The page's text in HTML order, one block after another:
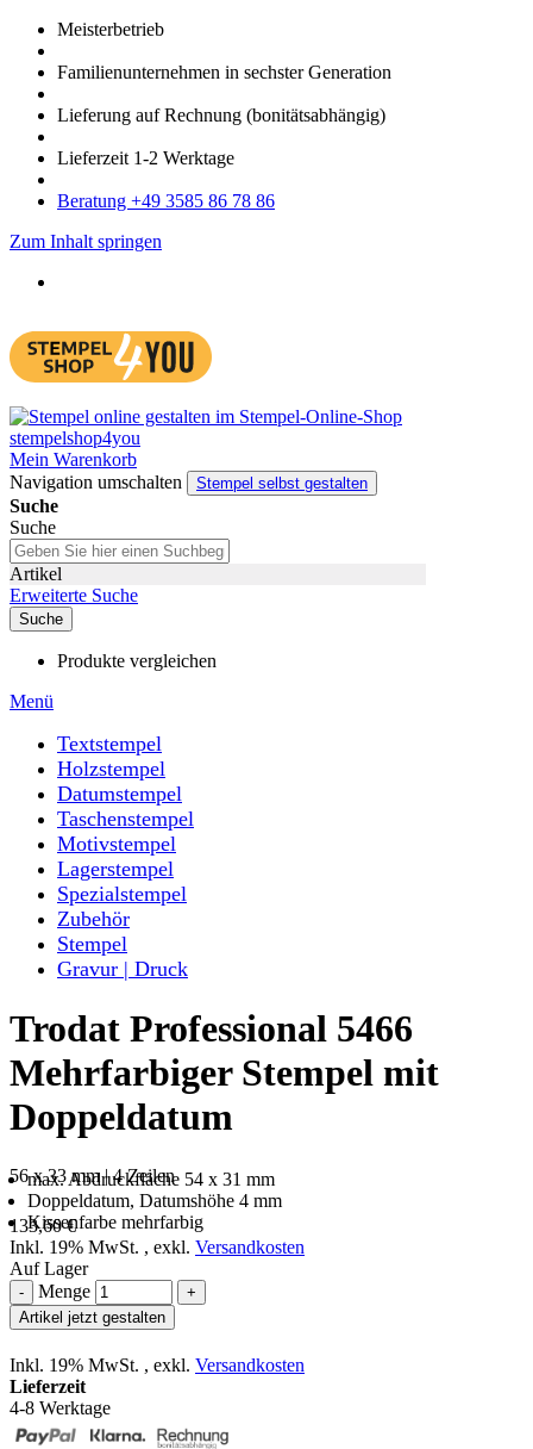
Meister­betrieb
Familien­unter­nehmen in sechster Gene­ration
Lieferung auf Rech­nung (bonitätsabhängig)
Liefer­zeit 1-2 Werk­tage
Bera­tung +49 3585 86 78 86
Zum Inhalt springen
Mein Warenkorb
Navigation umschalten
Stempel selbst gestalten
Suche
Suche
Artikel
Erweiterte Suche
Suche
Produkte vergleichen
Menü
Textstempel
Holzstempel
Datumstempel
Taschenstempel
Motivstempel
Lagerstempel
Spezialstempel
Zubehör
Stempel
Gravur | Druck
Trodat Professional 5466
Mehrfarbiger Stempel mit
Doppeldatum
56 x 33 mm | 4 Zeilen
max. Abdruckfläche 54 x 31 mm
Doppeldatum, Datumshöhe 4 mm
Kissenfarbe mehrfarbig
133,60 €
Inkl. 19% MwSt. , exkl. Versandkosten
Auf Lager
- Menge
+
Artikel jetzt gestalten
Inkl. 19% MwSt. , exkl. Versandkosten
Lieferzeit
4-8 Werktage